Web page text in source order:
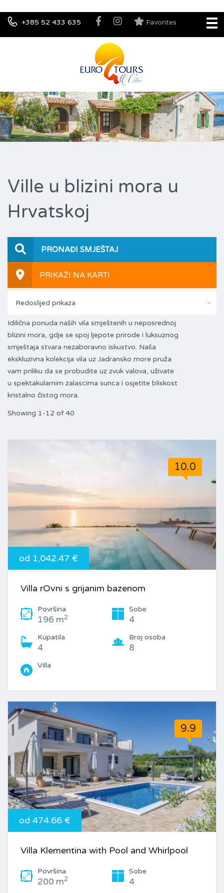
+385 52 433 635 Favorites
Ville u blizini mora u
Hrvatskoj
PRONAĐI SMJEŠTAJ
PRIKAŽI NA KARTI
Redoslijed prikaza
Idilična ponuda naših vila smještenih u neposrednoj
blizini mora, gdje se spoj ljepote prirode i luksuznog
smještaja stvara nezaboravno iskustvo. Naša
ekskluzivna kolekcija vila uz Jadransko more pruža
vam priliku da se probudite uz zvuk valova, uživate
u spektakularnim zalascima sunca i osjetite bliskost
kristalno čistog mora.
Showing 1-12 of 40
10.0
od 1,042.47 €
Villa rOvni s grijanim bazenom
Površina
196 m2
Sobe
4
Kupatila
4
Broj osoba
8
Villa
9.9
od 474.66 €
Villa Klementina with Pool and Whirlpool
Površina
200 m2
Sobe
4